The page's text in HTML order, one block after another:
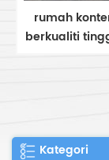
rumah
berkualiti
Kategori